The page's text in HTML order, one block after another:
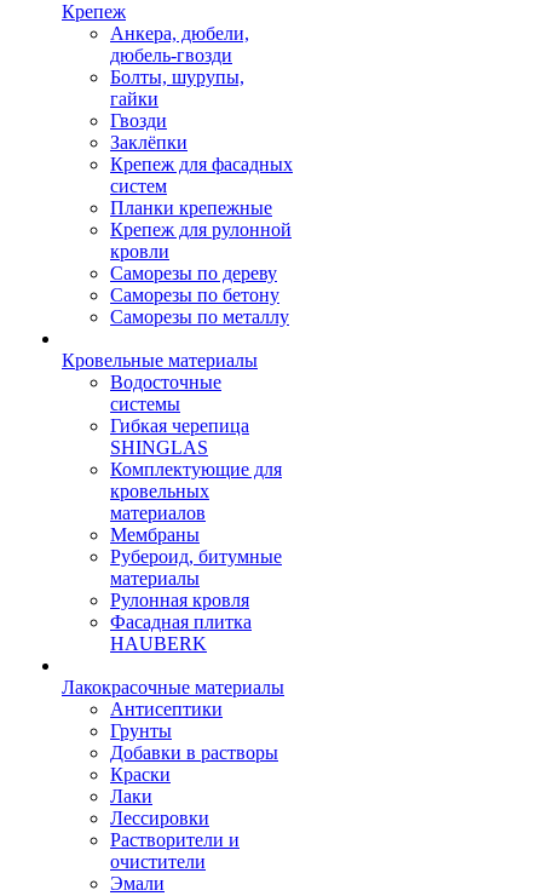
Крепеж
Анкера, дюбели,
дюбель-гвозди
Болты, шурупы,
гайки
Гвозди
Заклёпки
Крепеж для фасадных
систем
Планки крепежные
Крепеж для рулонной
кровли
Саморезы по дереву
Саморезы по бетону
Саморезы по металлу
Кровельные материалы
Водосточные
системы
Гибкая черепица
SHINGLAS
Комплектующие для
кровельных
материалов
Мембраны
Рубероид, битумные
материалы
Рулонная кровля
Фасадная плитка
HAUBERK
Лакокрасочные материалы
Антисептики
Грунты
Добавки в растворы
Краски
Лаки
Лессировки
Растворители и
очистители
Эмали